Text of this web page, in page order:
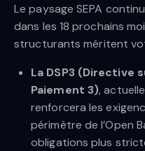
Le paysage SEPA
dans les 18 prochains
structurants méritent
La DSP3 (Directive
Paiement 3),
renforcera les
périmètre de l’Open
obligations plus